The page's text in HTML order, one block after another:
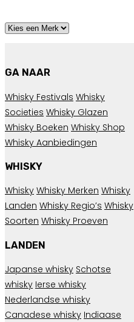
GA NAAR
Whisky Festivals Whisky
Societies Whisky Glazen
Whisky Boeken Whisky Shop
Whisky Aanbiedingen
WHISKY
Whisky Whisky Merken Whisky
Landen Whisky Regio’s Whisky
Soorten Whisky Proeven
LANDEN
Japanse whisky Schotse
whisky Ierse whisky
Nederlandse whisky
Canadese whisky Indiaase